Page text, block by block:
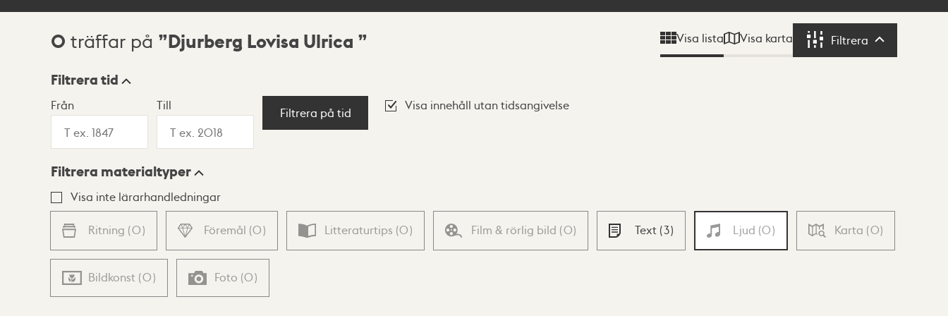
Sökresultat
0 träffar på Djurberg Lovisa Ulrica Visa lista Visa karta Filtrera Filtrera
Visningsläge
Lista Karta
Filtrera tid
Från Till
Filtrera på tid
Visa innehåll utan tidsangivelse
Filtrera materialtyper
Visa inte lärarhandledningar
Ritning (0) Föremål (0) Litteraturtips (0) Film & rörlig bild (0) Text (3) Ljud (0) Karta (0)
Bildkonst (0) Foto (0)